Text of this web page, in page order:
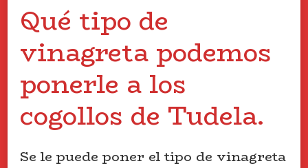
Qué tipo de
vinagreta podemos
ponerle a los
cogollos de Tudela.
Se le puede poner el tipo de vinagreta